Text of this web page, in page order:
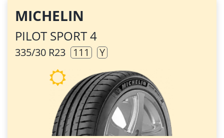
MICHELIN
PILOT SPORT 4
335/30 R23 111 Y